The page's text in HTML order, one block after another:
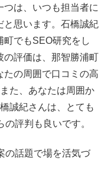
は、いつも担当者に
と思います。石橋誠紀
町でもSEO研究をし
の評価は、那智勝浦町
の周囲で口コミの高
た、あなたは周囲か
誠紀さんは、とても
評判も良いです。
の話題で場を活気づ